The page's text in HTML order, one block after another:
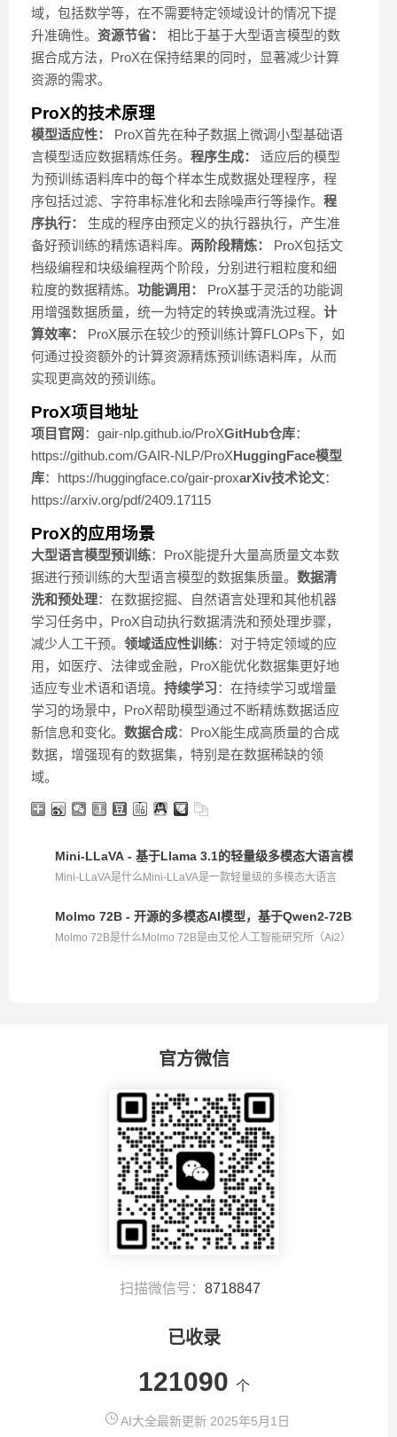
域，包括数学等，在不需要特定领域设计的情况下提
升准确性。 资源节省：
相比于基于大型语言模型的数
据合成方法，ProX在保持结果的同时，显著减少计算
资源的需求。
ProX的技术原理
模型适应性：
ProX首先在种子数据上微调小型基础语
言模型适应数据精炼任务。 程序生成：
适应后的模型
为预训练语料库中的每个样本生成数据处理程序，程
序包括过滤、字符串标准化和去除噪声行等操作。 程
序执行：
生成的程序由预定义的执行器执行，产生准
备好预训练的精炼语料库。 两阶段精炼：
ProX包括文
档级编程和块级编程两个阶段，分别进行粗粒度和细
粒度的数据精炼。 功能调用：
ProX基于灵活的功能调
用增强数据质量，统一为特定的转换或清洗过程。 计
算效率：
ProX展示在较少的预训练计算FLOPs下，如
何通过投资额外的计算资源精炼预训练语料库，从而
实现更高效的预训练。
ProX项目地址
项目官网 ：gair-nlp.github.io/ProXGitHub仓库：
https://github.com/GAIR-NLP/ProXHuggingFace模型
库：https://huggingface.co/gair-proxarXiv技术论文：
https://arxiv.org/pdf/2409.17115
ProX的应用场景
大型语言模型预训练：ProX能提升大量高质量文本数
据进行预训练的大型语言模型的数据集质量。 数据清
洗和预处理：在数据挖掘、自然语言处理和其他机器
学习任务中，ProX自动执行数据清洗和预处理步骤，
减少人工干预。 领域适应性训练：对于特定领域的应
用，如医疗、法律或金融，ProX能优化数据集更好地
适应专业术语和语境。 持续学习：在持续学习或增量
学习的场景中，ProX帮助模型通过不断精炼数据适应
新信息和变化。 数据合成：ProX能生成高质量的合成
数据，增强现有的数据集，特别是在数据稀缺的领
域。
Mini-LLaVA - 基于Llama 3.1的轻量级多模态大语言模型
Mini-LLaVA是什么Mini-LLaVA是一款轻量级的多模态大语言
Molmo 72B - 开源的多模态AI模型，基于Qwen2-72B模型，
Molmo 72B是什么Molmo 72B是由艾伦人工智能研究所（Ai2）
官方微信
扫描微信号： 8718847
已收录
121090 个
AI大全最新更新 2025年5月1日